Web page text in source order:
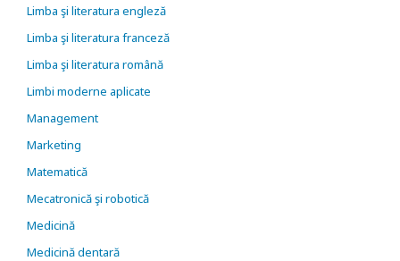
Limba şi literatura engleză
Limba şi literatura franceză
Limba şi literatura română
Limbi moderne aplicate
Management
Marketing
Matematică
Mecatronică şi robotică
Medicină
Medicină dentară